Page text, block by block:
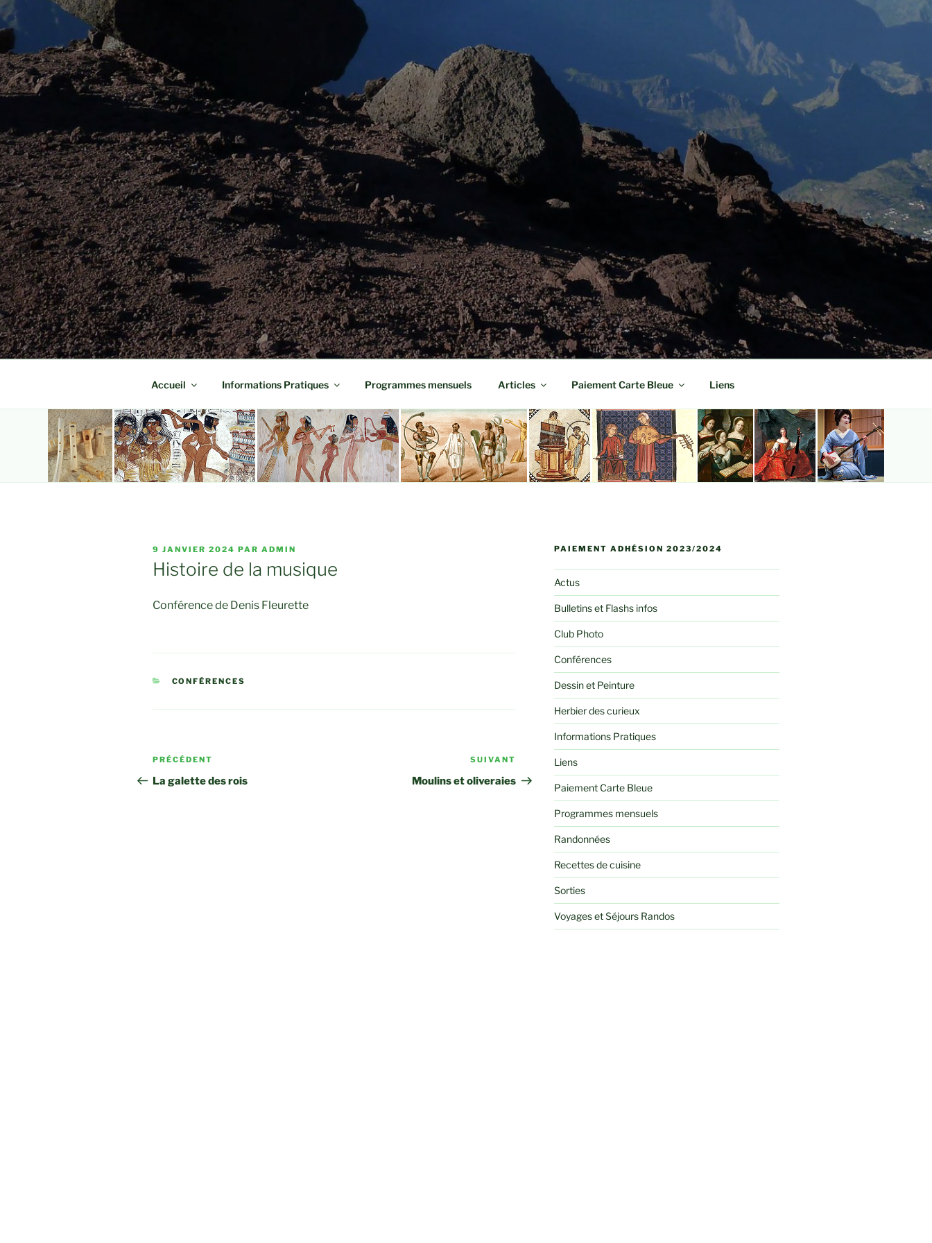
Accueil Informations Pratiques Programmes mensuels Articles Paiement Carte Bleue Liens
PUBLIÉ
LE
9 JANVIER 2024 PAR ADMIN
Histoire de la musique
Conférence de Denis Fleurette
CATÉGORIES
CONFÉRENCES
Navigation
de
Article
précédent
PRÉCÉDENT
La galette des rois
suivant
SUIVANT
Moulins et oliveraies
PAIEMENT ADHÉSION 2023/2024
Actus
Bulletins et Flashs infos
Club Photo
Conférences
Dessin et Peinture
Herbier des curieux
Informations Pratiques
Liens
Paiement Carte Bleue
Programmes mensuels
Randonnées
Recettes de cuisine
Sorties
Voyages et Séjours Randos